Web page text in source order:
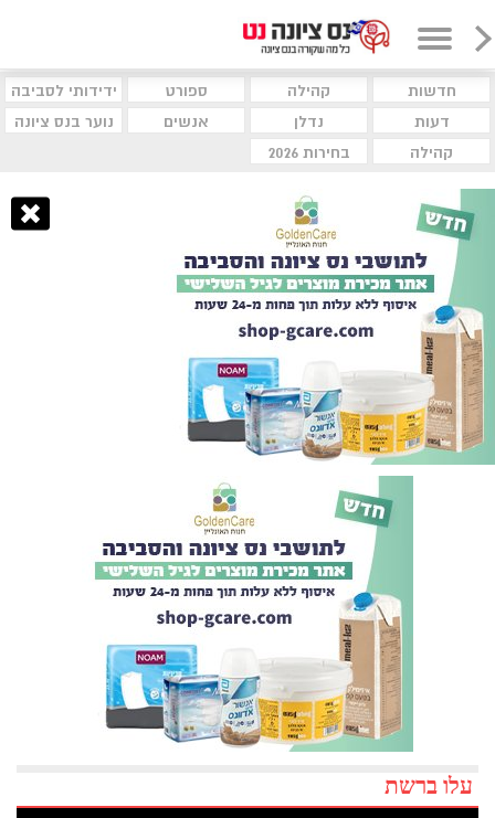
חדשות קהילה ספורט
ידידותי לסביבה
דעות
נדלן אנשים
נוער בנס ציונה
קהילה
בחירות 2026
עלו ברשת